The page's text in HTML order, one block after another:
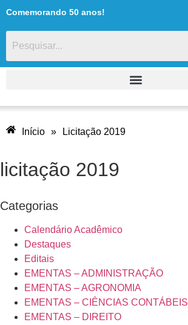
Comemorando 50 anos!
Início » Licitação 2019
licitação 2019
Categorias
Calendário Acadêmico
Destaques
Editais
EMENTAS – ADMINISTRAÇÃO
EMENTAS – AGRONOMIA
EMENTAS – CIÊNCIAS CONTÁBEIS
EMENTAS – DIREITO